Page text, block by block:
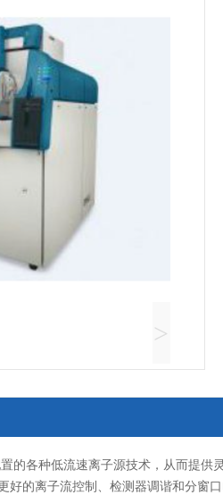
>
的各种低流速离子源技术，从而提供
好的离子流控制、检测器调谐和分窗